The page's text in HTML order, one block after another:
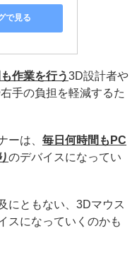
で見る
作業を行う3D設計者や
手の負担を軽減するた
ーは、 毎日何時間もPC
のデバイスになってい
にともない、3Dマウス
スになっていくのかも